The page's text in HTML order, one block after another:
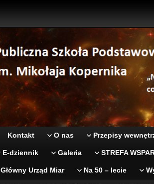
Kontakt O nas Przepisy
E-dziennik Galeria STREFA
Główny Urząd Miar Na 50 – lecie